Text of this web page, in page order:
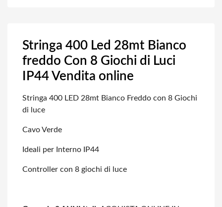
Stringa 400 Led 28mt Bianco
freddo Con 8 Giochi di Luci
IP44 Vendita online
Stringa 400 LED 28mt Bianco Freddo con 8 Giochi
di luce
Cavo Verde
Ideali per Interno IP44
Controller con 8 giochi di luce